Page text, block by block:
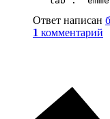
Ответ написан
1 комментарий